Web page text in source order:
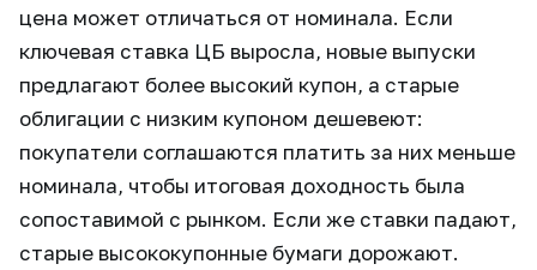
цена может отличаться от номинала. Если
ключевая ставка ЦБ выросла, новые выпуски
предлагают более высокий купон, а старые
облигации с низким купоном дешевеют:
покупатели соглашаются платить за них меньше
номинала, чтобы итоговая доходность была
сопоставимой с рынком. Если же ставки падают,
старые высококупонные бумаги дорожают.